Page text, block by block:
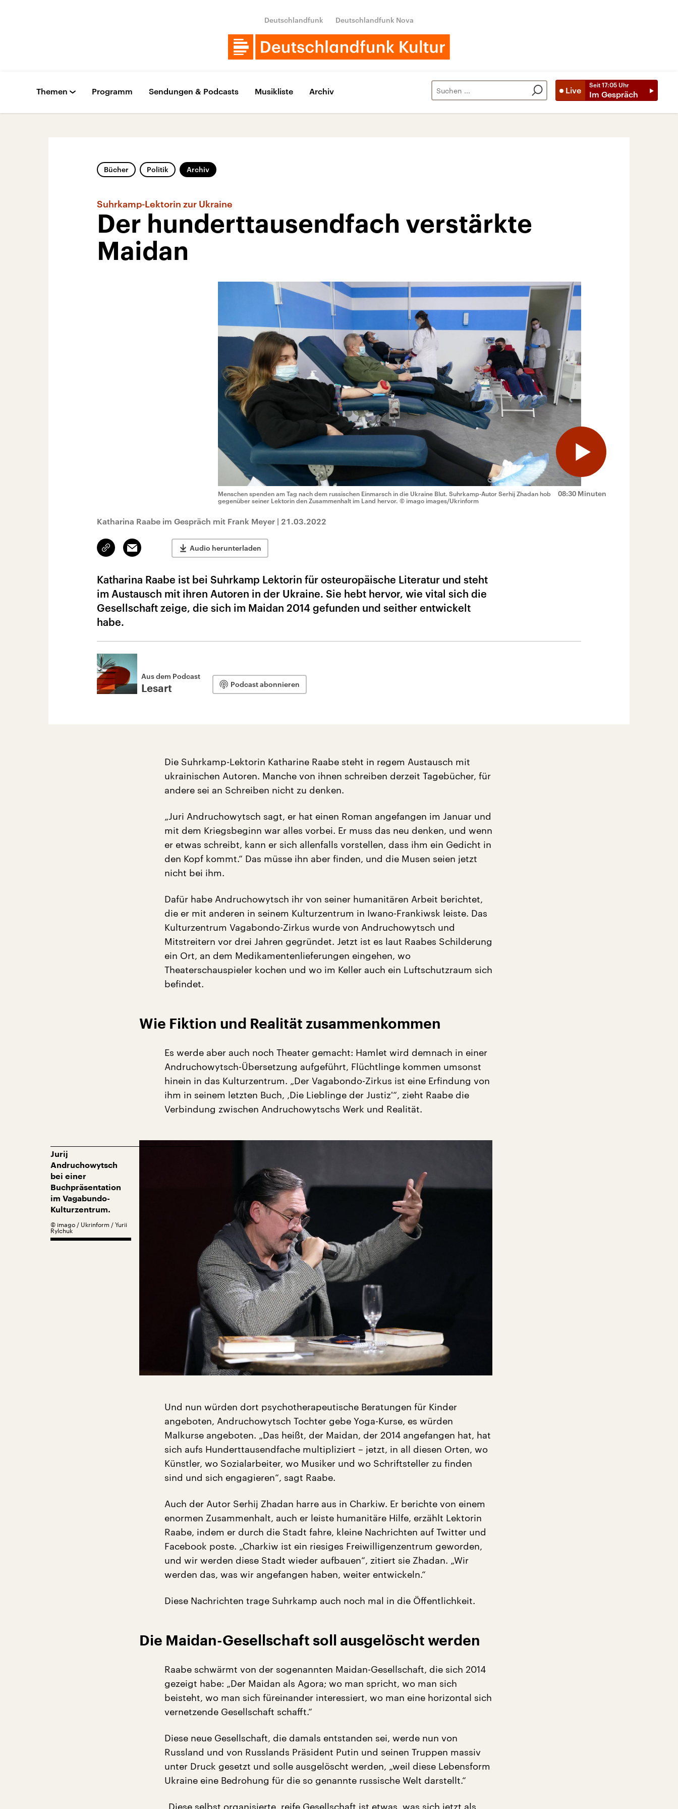
Deutschlandfunk Deutschlandfunk Nova
Live
Seit 17:05 Uhr
Im Gespräch
Themen Programm Sendungen & Podcasts Musikliste Archiv
Bücher Politik Archiv
Suhrkamp-Lektorin zur Ukraine
Der hunderttausendfach verstärkte
Maidan
08:30 Minuten
Menschen spenden am Tag nach dem russischen Einmarsch in die Ukraine Blut. Suhrkamp-Autor Serhij Zhadan hob
gegenüber seiner Lektorin den Zusammenhalt im Land hervor. © imago images/Ukrinform
Katharina Raabe im Gespräch mit Frank Meyer | 21.03.2022
Link
kopieren/teilen
Email Audio herunterladen
Katharina Raabe ist bei Suhrkamp Lektorin für osteuropäische Literatur und steht
im Austausch mit ihren Autoren in der Ukraine. Sie hebt hervor, wie vital sich die
Gesellschaft zeige, die sich im Maidan 2014 gefunden und seither entwickelt
habe.
Aus dem Podcast
Lesart Podcast abonnieren
Die Suhrkamp-Lektorin Katharine Raabe steht in regem Austausch mit
ukrainischen Autoren. Manche von ihnen schreiben derzeit Tagebücher, für
andere sei an Schreiben nicht zu denken.
„Juri Andruchowytsch sagt, er hat einen Roman angefangen im Januar und
mit dem Kriegsbeginn war alles vorbei. Er muss das neu denken, und wenn
er etwas schreibt, kann er sich allenfalls vorstellen, dass ihm ein Gedicht in
den Kopf kommt.“ Das müsse ihn aber finden, und die Musen seien jetzt
nicht bei ihm.
Dafür habe Andruchowytsch ihr von seiner humanitären Arbeit berichtet,
die er mit anderen in seinem Kulturzentrum in Iwano-Frankiwsk leiste. Das
Kulturzentrum Vagabondo-Zirkus wurde von Andruchowytsch und
Mitstreitern vor drei Jahren gegründet. Jetzt ist es laut Raabes Schilderung
ein Ort, an dem Medikamentenlieferungen eingehen, wo
Theaterschauspieler kochen und wo im Keller auch ein Luftschutzraum sich
befindet.
Wie Fiktion und Realität zusammenkommen
Es werde aber auch noch Theater gemacht: Hamlet wird demnach in einer
Andruchowytsch-Übersetzung aufgeführt, Flüchtlinge kommen umsonst
hinein in das Kulturzentrum. „Der Vagabondo-Zirkus ist eine Erfindung von
ihm in seinem letzten Buch, ‚Die Lieblinge der Justiz'“, zieht Raabe die
Verbindung zwischen Andruchowytschs Werk und Realität.
Jurij
Andruchowytsch
bei einer
Buchpräsentation
im Vagabundo-
Kulturzentrum.
© imago / Ukrinform / Yurii
Rylchuk
Und nun würden dort psychotherapeutische Beratungen für Kinder
angeboten, Andruchowytsch Tochter gebe Yoga-Kurse, es würden
Malkurse angeboten. „Das heißt, der Maidan, der 2014 angefangen hat, hat
sich aufs Hunderttausendfache multipliziert – jetzt, in all diesen Orten, wo
Künstler, wo Sozialarbeiter, wo Musiker und wo Schriftsteller zu finden
sind und sich engagieren“, sagt Raabe.
Auch der Autor Serhij Zhadan harre aus in Charkiw. Er berichte von einem
enormen Zusammenhalt, auch er leiste humanitäre Hilfe, erzählt Lektorin
Raabe, indem er durch die Stadt fahre, kleine Nachrichten auf Twitter und
Facebook poste. „Charkiw ist ein riesiges Freiwilligenzentrum geworden,
und wir werden diese Stadt wieder aufbauen“, zitiert sie Zhadan. „Wir
werden das, was wir angefangen haben, weiter entwickeln.“
Diese Nachrichten trage Suhrkamp auch noch mal in die Öffentlichkeit.
Die Maidan-Gesellschaft soll ausgelöscht werden
Raabe schwärmt von der sogenannten Maidan-Gesellschaft, die sich 2014
gezeigt habe: „Der Maidan als Agora; wo man spricht, wo man sich
beisteht, wo man sich füreinander interessiert, wo man eine horizontal sich
vernetzende Gesellschaft schafft.“
Diese neue Gesellschaft, die damals entstanden sei, werde nun von
Russland und von Russlands Präsident Putin und seinen Truppen massiv
unter Druck gesetzt und solle ausgelöscht werden, „weil diese Lebensform
Ukraine eine Bedrohung für die so genannte russische Welt darstellt.“
„Diese selbst organisierte, reife Gesellschaft ist etwas, was sich jetzt als